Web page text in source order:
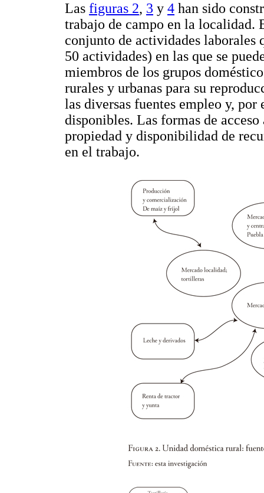
Las figuras 2, 3 y 4 han sido
trabajo de campo en la localidad.
conjunto de actividades laborales
50 actividades) en las que se
miembros de los grupos
rurales y urbanas para su
las diversas fuentes empleo y, por
disponibles. Las formas de
propiedad y disponibilidad de
en el trabajo.